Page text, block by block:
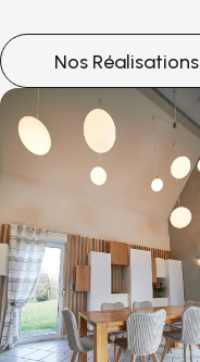
Nos Réalisations